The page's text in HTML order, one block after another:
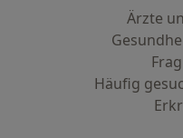
Ärzte
Häufig